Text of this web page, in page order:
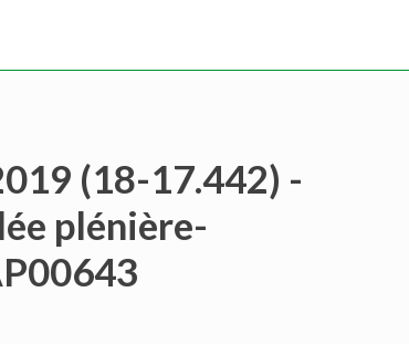
(18-17.442) -
plénière-